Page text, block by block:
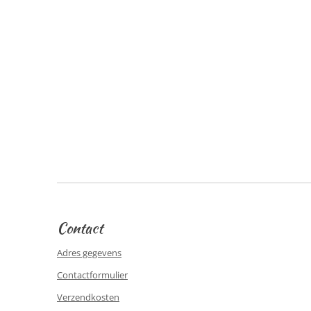
Contact
Adres gegevens
Contactformulier
Verzendkosten